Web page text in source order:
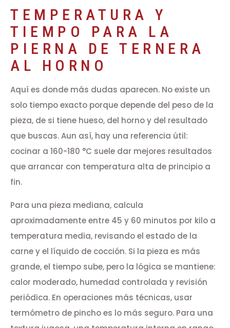
TEMPERATURA Y
TIEMPO PARA LA
PIERNA DE TERNERA
AL HORNO
Aquí es donde más dudas aparecen. No existe un
solo tiempo exacto porque depende del peso de la
pieza, de si tiene hueso, del horno y del resultado
que buscas. Aun así, hay una referencia útil:
cocinar a 160-180 °C suele dar mejores resultados
que arrancar con temperatura alta de principio a
fin.
Para una pieza mediana, calcula
aproximadamente entre 45 y 60 minutos por kilo a
temperatura media, revisando el estado de la
carne y el líquido de cocción. Si la pieza es más
grande, el tiempo sube, pero la lógica se mantiene:
calor moderado, humedad controlada y revisión
periódica. En operaciones más técnicas, usar
termómetro de pincho es lo más seguro. Para una